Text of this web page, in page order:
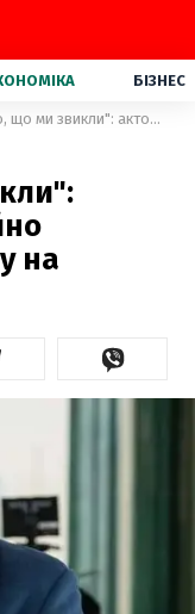
БІЗНЕС
"Страшно, що ми звикли": актор Боклан емоційно висловився про війну на Донбасі
на